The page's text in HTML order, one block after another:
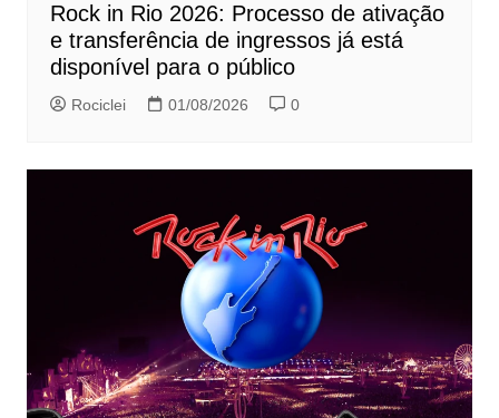
Rock in Rio 2026: Processo de ativação
e transferência de ingressos já está
disponível para o público
Rociclei 01/08/2026 0